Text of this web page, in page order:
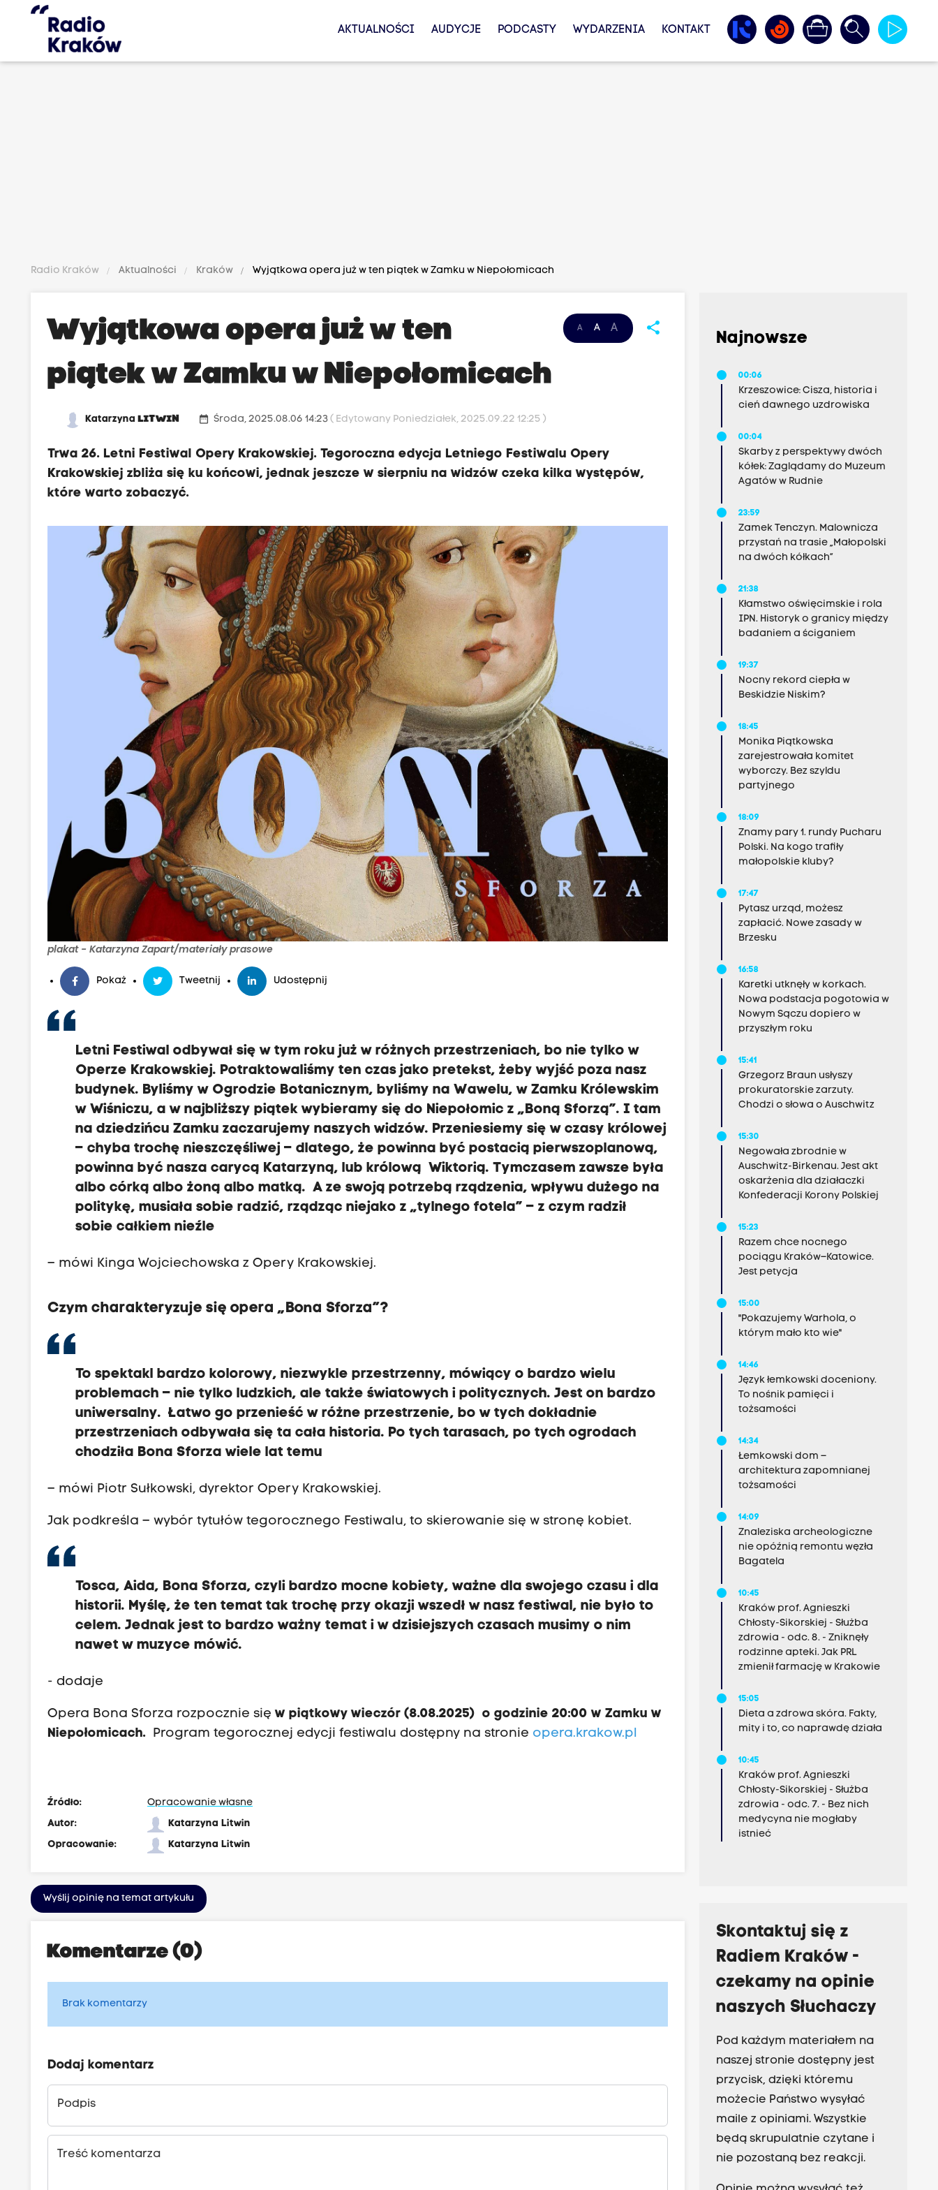
AKTUALNOŚCI AUDYCJE PODCASTY WYDARZENIA KONTAKT
Radio Kraków Aktualności Kraków Wyjątkowa opera już w ten piątek w Zamku w Niepołomicach
A A A share
Wyjątkowa opera już w ten
piątek w Zamku w Niepołomicach
KatarzynaLITWIN date_range Środa, 2025.08.06 14:23( Edytowany Poniedziałek, 2025.09.22 12:25 )
Trwa 26. Letni Festiwal Opery Krakowskiej. Tegoroczna edycja Letniego Festiwalu Opery
Krakowskiej zbliża się ku końcowi, jednak jeszcze w sierpniu na widzów czeka kilka występów,
które warto zobaczyć.
plakat - Katarzyna Zapart/materiały prasowe
Pokaż Tweetnij Udostępnij
Letni Festiwal odbywał się w tym roku już w różnych przestrzeniach, bo nie tylko w
Operze Krakowskiej. Potraktowaliśmy ten czas jako pretekst, żeby wyjść poza nasz
budynek. Byliśmy w Ogrodzie Botanicznym, byliśmy na Wawelu, w Zamku Królewskim
w Wiśniczu, a w najbliższy piątek wybieramy się do Niepołomic z „Boną Sforzą”. I tam
na dziedzińcu Zamku zaczarujemy naszych widzów. Przeniesiemy się w czasy królowej
– chyba trochę nieszczęśliwej – dlatego, że powinna być postacią pierwszoplanową,
powinna być nasza carycą Katarzyną, lub królową Wiktorią. Tymczasem zawsze była
albo córką albo żoną albo matką. A ze swoją potrzebą rządzenia, wpływu dużego na
politykę, musiała sobie radzić, rządząc niejako z „tylnego fotela” – z czym radził
sobie całkiem nieźle
– mówi Kinga Wojciechowska z Opery Krakowskiej.
Czym charakteryzuje się opera „Bona Sforza”?
To spektakl bardzo kolorowy, niezwykle przestrzenny, mówiący o bardzo wielu
problemach – nie tylko ludzkich, ale także światowych i politycznych. Jest on bardzo
uniwersalny. Łatwo go przenieść w różne przestrzenie, bo w tych dokładnie
przestrzeniach odbywała się ta cała historia. Po tych tarasach, po tych ogrodach
chodziła Bona Sforza wiele lat temu
– mówi Piotr Sułkowski, dyrektor Opery Krakowskiej.
Jak podkreśla – wybór tytułów tegorocznego Festiwalu, to skierowanie się w stronę kobiet.
Tosca, Aida, Bona Sforza, czyli bardzo mocne kobiety, ważne dla swojego czasu i dla
historii. Myślę, że ten temat tak trochę przy okazji wszedł w nasz festiwal, nie było to
celem. Jednak jest to bardzo ważny temat i w dzisiejszych czasach musimy o nim
nawet w muzyce mówić.
- dodaje
Opera Bona Sforza rozpocznie sięw piątkowy wieczór (8.08.2025) o godzinie 20:00 w Zamku w
Niepołomicach. Program tegorocznej edycji festiwalu dostępny na stronie opera.krakow.pl
Źródło:
Opracowanie własne
Autor:
Katarzyna Litwin
Opracowanie:
Katarzyna Litwin
Wyślij opinię na temat artykułu
Komentarze (0)
Brak komentarzy
Dodaj komentarz
Podpis
Treść komentarza
Najnowsze
00:06
Krzeszowice: Cisza, historia i
cień dawnego uzdrowiska
00:04
Skarby z perspektywy dwóch
kółek: Zaglądamy do Muzeum
Agatów w Rudnie
23:59
Zamek Tenczyn. Malownicza
przystań na trasie „Małopolski
na dwóch kółkach”
21:38
Kłamstwo oświęcimskie i rola
IPN. Historyk o granicy między
badaniem a ściganiem
19:37
Nocny rekord ciepła w
Beskidzie Niskim?
18:45
Monika Piątkowska
zarejestrowała komitet
wyborczy. Bez szyldu
partyjnego
18:09
Znamy pary 1. rundy Pucharu
Polski. Na kogo trafiły
małopolskie kluby?
17:47
Pytasz urząd, możesz
zapłacić. Nowe zasady w
Brzesku
16:58
Karetki utknęły w korkach.
Nowa podstacja pogotowia w
Nowym Sączu dopiero w
przyszłym roku
15:41
Grzegorz Braun usłyszy
prokuratorskie zarzuty.
Chodzi o słowa o Auschwitz
15:30
Negowała zbrodnie w
Auschwitz-Birkenau. Jest akt
oskarżenia dla działaczki
Konfederacji Korony Polskiej
15:23
Razem chce nocnego
pociągu Kraków–Katowice.
Jest petycja
15:00
"Pokazujemy Warhola, o
którym mało kto wie"
14:46
Język łemkowski doceniony.
To nośnik pamięci i
tożsamości
14:34
Łemkowski dom –
architektura zapomnianej
tożsamości
14:09
Znaleziska archeologiczne
nie opóźnią remontu węzła
Bagatela
10:45
Kraków prof. Agnieszki
Chłosty-Sikorskiej - Służba
zdrowia - odc. 8. - Zniknęły
rodzinne apteki. Jak PRL
zmienił farmację w Krakowie
15:05
Dieta a zdrowa skóra. Fakty,
mity i to, co naprawdę działa
10:45
Kraków prof. Agnieszki
Chłosty-Sikorskiej - Służba
zdrowia - odc. 7. - Bez nich
medycyna nie mogłaby
istnieć
Skontaktuj się z
Radiem Kraków -
czekamy na opinie
naszych Słuchaczy
Pod każdym materiałem na
naszej stronie dostępny jest
przycisk, dzięki któremu
możecie Państwo wysyłać
maile z opiniami. Wszystkie
będą skrupulatnie czytane i
nie pozostaną bez reakcji.